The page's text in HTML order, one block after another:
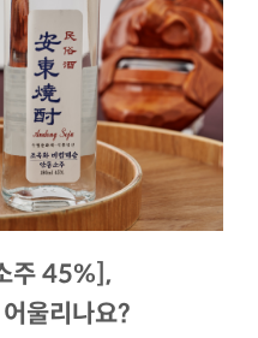
주 45%],
울리나요?